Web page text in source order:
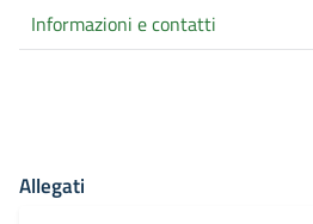
Informazioni e contatti
Allegati